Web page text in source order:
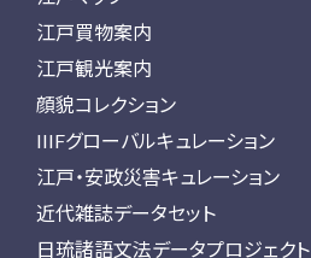
江戸買物案内
江戸観光案内
顔貌コレクション
IIIFグローバルキュレーション
江戸・安政災害キュレーション
近代雑誌データセット
日琉諸語文法データプロジェクト